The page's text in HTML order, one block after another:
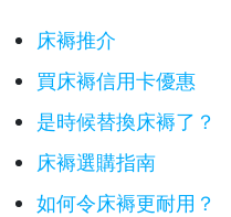
床褥推介
買床褥信用卡優惠
是時候替換床褥了？
床褥選購指南
如何令床褥更耐用？